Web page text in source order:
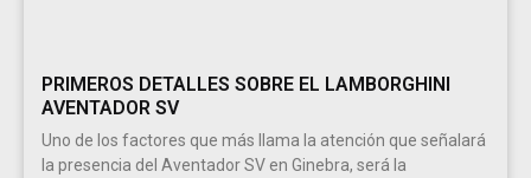
PRIMEROS DETALLES SOBRE EL LAMBORGHINI
AVENTADOR SV
Uno de los factores que más llama la atención que señalará
la presencia del Aventador SV en Ginebra, será la